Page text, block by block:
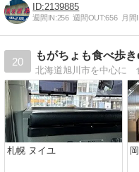
2139885
週間IN:256 週間OUT:656 月間
20
もがちょも食べ歩
北海道旭川市を中心に
札幌 ヌイユ